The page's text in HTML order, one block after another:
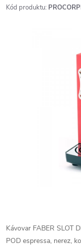
Kód produktu:
Kávovar FABER SLOT
POD espressa, nerez,